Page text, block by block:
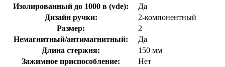
Изолированный до 1000 в (vde):
Да
Дизайн ручки:
2-компонентный
Размер:
2
Немагнитный/антимагнитный:
Да
Длина стержня:
150 мм
Зажимное приспособление:
Нет